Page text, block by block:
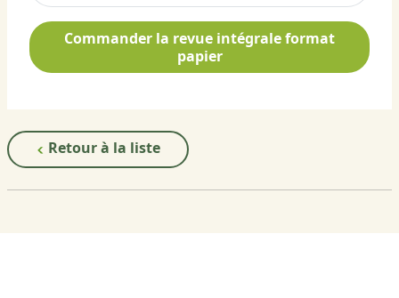
Commander la revue intégrale format
papier
Retour à la liste